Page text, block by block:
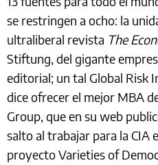
se restringen a ocho: la
ultraliberal revista The
Stiftung, del gigante
editorial; un tal Global Risk
dice ofrecer el mejor MBA
Group, que en su web
salto al trabajar para la CIA
proyecto Varieties of